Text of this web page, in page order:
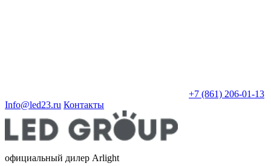
+7 (861) 206-01-13
Info@led23.ru Контакты
официальный дилер Arlight